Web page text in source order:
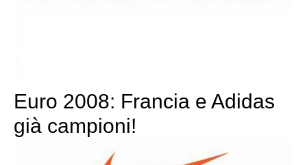
Euro 2008: Francia e Adidas
già campioni!